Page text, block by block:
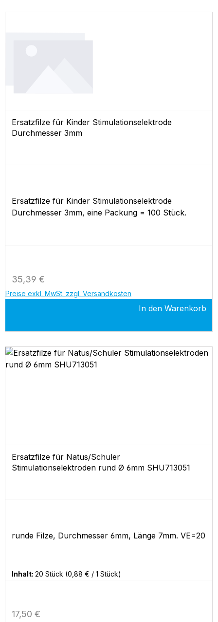
Ersatzfilze für Kinder Stimulationselektrode
Durchmesser 3mm
Ersatzfilze für Kinder Stimulationselektrode
Durchmesser 3mm, eine Packung = 100 Stück.
Regulärer Preis:
35,39 €
Preise exkl. MwSt. zzgl. Versandkosten
In den Warenkorb
Ersatzfilze für Natus/Schuler
Stimulationselektroden rund Ø 6mm SHU713051
runde Filze, Durchmesser 6mm, Länge 7mm. VE=20
Inhalt: 20 Stück (0,88 € / 1 Stück)
Regulärer Preis:
17,50 €